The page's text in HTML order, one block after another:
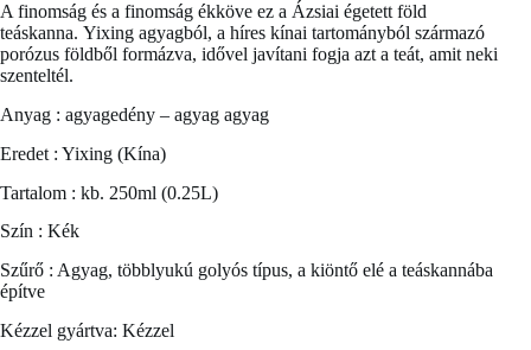
A finomság és a finomság ékköve ez a Ázsiai égetett föld
teáskanna. Yixing agyagból, a híres kínai tartományból származó
porózus földből formázva, idővel javítani fogja azt a teát, amit neki
szenteltél.
Anyag : agyagedény – agyag agyag
Eredet : Yixing (Kína)
Tartalom : kb. 250ml (0.25L)
Szín : Kék
Szűrő : Agyag, többlyukú golyós típus, a kiöntő elé a teáskannába
építve
Kézzel gyártva: Kézzel